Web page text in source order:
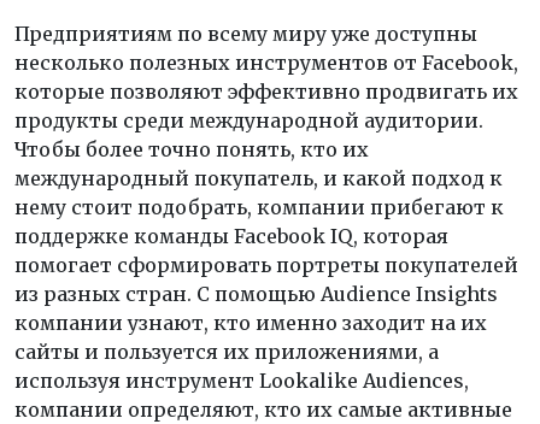
Предприятиям по всему миру уже доступны
несколько полезных инструментов от Facebook,
которые позволяют эффективно продвигать их
продукты среди международной аудитории.
Чтобы более точно понять, кто их
международный покупатель, и какой подход к
нему стоит подобрать, компании прибегают к
поддержке команды Facebook IQ, которая
помогает сформировать портреты покупателей
из разных стран. С помощью Audience Insights
компании узнают, кто именно заходит на их
сайты и пользуется их приложениями, а
используя инструмент Lookalike Audiences,
компании определяют, кто их самые активные